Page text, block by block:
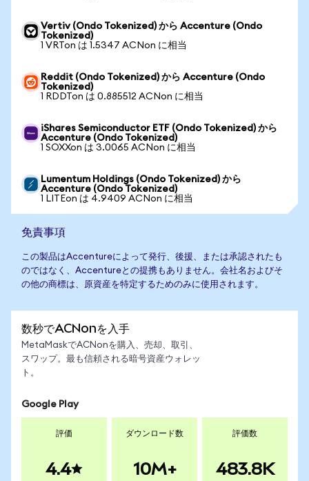
Vertiv (Ondo Tokenized) から Accenture (Ondo
Tokenized)
1 VRTon は 1.5347 ACNon に相当
Reddit (Ondo Tokenized) から Accenture (Ondo
Tokenized)
1 RDDTon は 0.885512 ACNon に相当
iShares Semiconductor ETF (Ondo Tokenized) から
Accenture (Ondo Tokenized)
1 SOXXon は 3.0065 ACNon に相当
Lumentum Holdings (Ondo Tokenized) から
Accenture (Ondo Tokenized)
1 LITEon は 4.9409 ACNon に相当
免責事項
この製品はAccentureによって発行、後援、または承認されたも
のではなく、Accentureとの提携もありません。会社名およびそ
の他の商標は、原資産を特定するためのみに使用されます。
数秒でACNonを入手
MetaMaskでACNonを購入、売却、取引、
スワップ。最も信頼される暗号資産ウォレッ
ト。
Google Play
評価
4.4
ダウンロード数
10M+
評価数
483.8K